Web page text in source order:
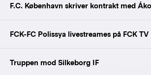
F.C. København skriver kontrakt med
FCK-FC Polissya livestreames på FCK TV
Truppen mod Silkeborg IF